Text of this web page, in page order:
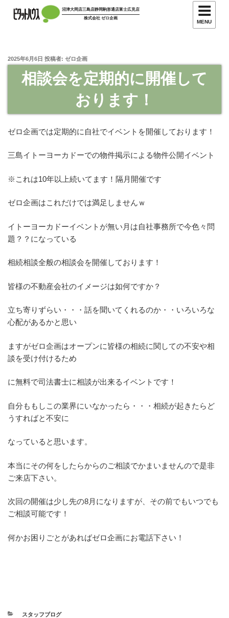
へ
プ
沼津大岡店三島店静岡駒形通店富士広見店
株式会社 ゼロ企画
MENU
投
2025年6月6日 投稿者: ゼロ企画
相談会を定期的に開催して
おります！
ゼロ企画では定期的に自社でイベントを開催しております！
三島イトーヨーカドーでの物件掲示による物件公開イベント
※これは10年以上続いてます！隔月開催です
ゼロ企画はこれだけでは満足しませんｗ
イトーヨーカドーイベントが無い月は自社事務所で今色々問
題？？になっている
相続相談全般の相談会を開催しております！
皆様の不動産会社のイメージは如何ですか？
立ち寄りずらい・・・話を聞いてくれるのか・・いろいろな
心配があるかと思い
ますがゼロ企画はオープンに皆様の相続に関しての不安や相
談を受け付けるため
に無料で司法書士に相談が出来るイベントです！
自分ももしこの業界にいなかったら・・・相続が起きたらど
うすればと不安に
なっていると思います。
本当にその何をしたらからのご相談でかまいませんので是非
ご来店下さい。
次回の開催は少し先の8月になりますが、その前でもいつでも
ご相談可能です！
何かお困りごとがあればゼロ企画にお電話下さい！
カ
スタッフブログ